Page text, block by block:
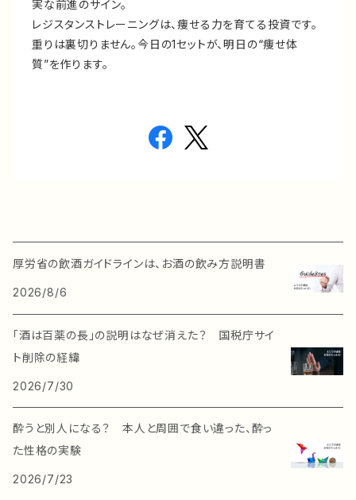
実な前進のサイン。
レジスタンストレーニングは、痩せる力を育てる投資です。
重りは裏切りません。今日の1セットが、明日の“痩せ体
質”を作ります。
厚労省の飲酒ガイドラインは、お酒の飲み方説明書
2026/8/6
「酒は百薬の長」の説明はなぜ消えた？ 国税庁サイ
ト削除の経緯
2026/7/30
酔うと別人になる？ 本人と周囲で食い違った、酔っ
た性格の実験
2026/7/23